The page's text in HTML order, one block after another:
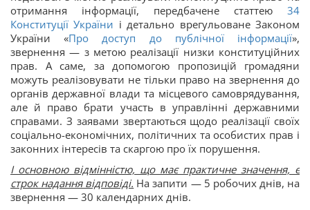
отримання інформації, передбачене статтею 34
Конституції України і детально врегульоване Законом
України «Про доступ до публічної інформації»,
звернення — з метою реалізації низки конституційних
прав. А саме, за допомогою пропозицій громадяни
можуть реалізовувати не тільки право на звернення до
органів державної влади та місцевого самоврядування,
але й право брати участь в управлінні державними
справами. З заявами звертаються щодо реалізації своїх
соціально-економічних, політичних та особистих прав і
законних інтересів та скаргою про їх порушення.
І основною відмінністю, що має практичне значення, є
строк надання відповіді. На запити — 5 робочих днів, на
звернення — 30 календарних днів.